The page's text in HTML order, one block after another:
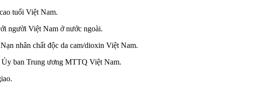
tuổi Việt Nam.
người Việt Nam ở nước ngoài.
nhân chất độc da cam/dioxin Việt Nam.
ban Trung ương MTTQ Việt Nam.